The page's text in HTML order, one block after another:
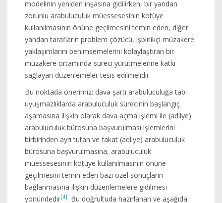
modelinin yeniden inşasına gidilirken, bir yandan
zorunlu arabuluculuk müessesesinin kötüye
kullanılmasının önüne geçilmesini temin eden, diğer
yandan tarafların problem çözücü, işbirlikçi müzakere
yaklaşımlarını benimsemelerini kolaylaştıran bir
müzakere ortamında süreci yürütmelerine katkı
sağlayan düzenlemeler tesis edilmelidir.
Bu noktada önerimiz; dava şartı arabuluculuğa tabi
uyuşmazlıklarda arabuluculuk sürecinin başlangıç
aşamasına ilişkin olarak dava açma işlemi ile (adliye)
arabuluculuk bürosuna başvurulması işlemlerini
birbirinden ayrı tutan ve fakat (adliye) arabuluculuk
bürosuna başvurulmasına, arabuluculuk
müessesesinin kötüye kullanılmasının önüne
geçilmesini temin eden bazı özel sonuçların
bağlanmasına ilişkin düzenlemelere gidilmesi
yönündedir[4]. Bu doğrultuda hazırlanan ve aşağıda